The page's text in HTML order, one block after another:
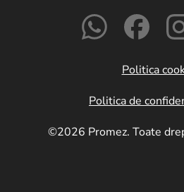
©2026 Promez. Toate
Politica
Politica de